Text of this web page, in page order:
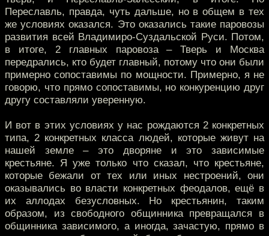
Переславль, правда, чуть дальше, но в общем в тех
же условиях оказался. Это оказались такие паровозы
развития всей Владимиро-Суздальской Руси. Потом,
в итоге, 2 главных паровоза – Тверь и Москва
передрались, кто будет главный, потому что они были
примерно сопоставимы по мощности. Примерно, я не
говорю, что прямо сопоставимы, но конкуренцию друг
другу составляли уверенную.
И вот в этих условиях у нас рождаются 2 конкретных
типа, 2 конкретных класса людей, которые живут на
нашей земле – это дворяне и это зависимые
крестьяне. Я уже только что сказал, что крестьяне,
которые бежали от тех или иных нестроений, они
оказывались во власти конкретных феодалов, ещё в
их аллодах безусловных. Но крестьянин, таким
образом, из свободного общинника превращался в
общинника зависимого, а иногда, зачастую, прямо в